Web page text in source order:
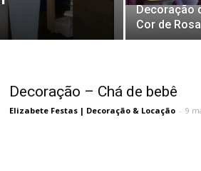
Decoração
Cor de Rosa
Decoração – Chá de bebê
Elizabete Festas | Decoração & Locação - 9